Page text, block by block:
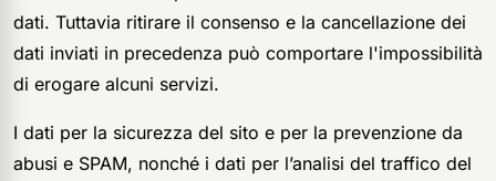
dati. Tuttavia ritirare il consenso e la cancellazione dei
dati inviati in precedenza può comportare l'impossibilità
di erogare alcuni servizi.
I dati per la sicurezza del sito e per la prevenzione da
abusi e SPAM, nonché i dati per l’analisi del traffico del